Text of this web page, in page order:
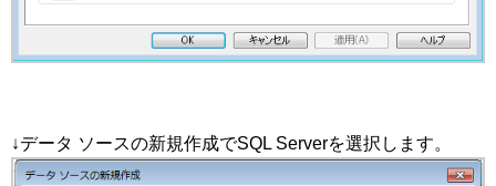
↓データ ソースの新規作成でSQL Serverを選択します。